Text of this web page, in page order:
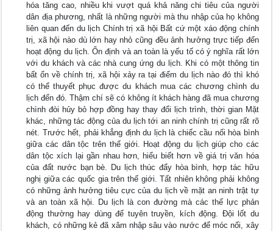
hóa tăng cao, nhiều khi vượt quá khả năng chi tiêu của người
dân địa phương, nhất là những người mà thu nhập của họ không
liên quan đến du lịch Chính trị xã hội Bất cứ một xáo động chính
trị, xã hội nào dù lớn hay nhỏ cũng đều ảnh hưởng trực tiếp đến
hoạt động du lịch. Ổn định và an toàn là yếu tố có ý nghĩa rất lớn
với du khách và các nhà cung ứng du lịch. Khi có một thông tin
bất ổn về chính trị, xã hội xảy ra tại điểm du lịch nào đó thì khó
có thể thuyết phục được du khách mua các chương chình du
lịch đến đó. Thậm chí sẽ có không ít khách hàng đã mua chương
chình đòi hủy bỏ hợp đồng hay thay đổi lịch trình, thời gian Mặt
khác, những tác động của du lịch tới an ninh chính trị cũng rất rõ
nét. Trước hết, phải khẳng định du lịch là chiếc cầu nối hòa bình
giữa các dân tộc trên thế giới. Hoạt động du lịch giúp cho các
dân tộc xích lại gần nhau hơn, hiểu biết hơn về giá trị văn hóa
của đất nước bạn bè. Du lịch thúc đẩy hòa bình, hợp tác hữu
nghị giữa các quốc gia trên thế giới. Tất nhiên không phải không
có những ảnh hưởng tiêu cực của du lịch về mặt an ninh trật tự
và an toàn xã hội. Du lịch là con đường mà các thế lực phản
động thường hay dùng để tuyên truyền, kích động. Đội lốt du
khách, có những kẻ đã xâm nhập sâu vào nước để móc nối, xây